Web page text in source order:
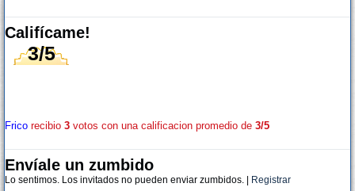
Califícame!
3/5
Frico recibio 3 votos con una calificacion promedio de 3/5
Envíale un zumbido
Lo sentimos. Los invitados no pueden enviar zumbidos. | Registrar